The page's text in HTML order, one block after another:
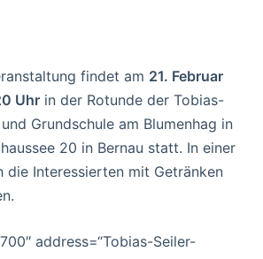
findet am 21. Februar
Uhr in der Rotunde der Tobias-
Grundschule am Blumenhag in
20 in Bernau statt. In einer
die Interessierten mit Getränken
address=“Tobias-Seiler-